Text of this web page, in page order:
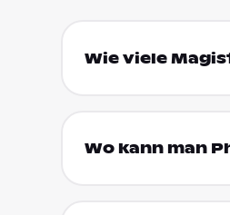
Wie viele
Wo kann man